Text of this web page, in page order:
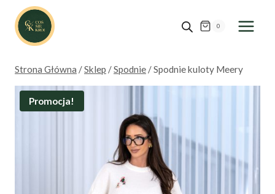
Przejdź
treści
0
Strona Główna /Sklep /Spodnie /Spodnie kuloty Meery
Promocja!